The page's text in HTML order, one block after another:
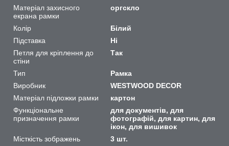
Матеріал захисного
екрана рамки
оргскло
Колір
Білий
Підставка
Ні
Петля для кріплення до
стіни
Так
Тип
Рамка
Виробник
WESTWOOD DECOR
Матеріал підложки рамки
картон
Функціональне
призначення рамки
для документів, для
фотографій, для картин, для
ікон, для вишивок
Місткість зображень
3 шт.